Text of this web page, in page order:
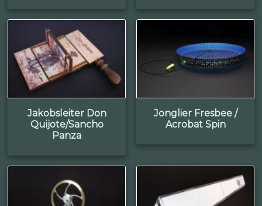
Jakobsleiter Don
Quijote/Sancho
Panza
Jonglier Fresbee /
Acrobat Spin